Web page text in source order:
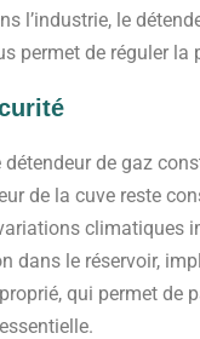
l’industrie, le
permet de réguler
de gaz
de la cuve reste
climatiques
dans le réservoir,
qui permet de